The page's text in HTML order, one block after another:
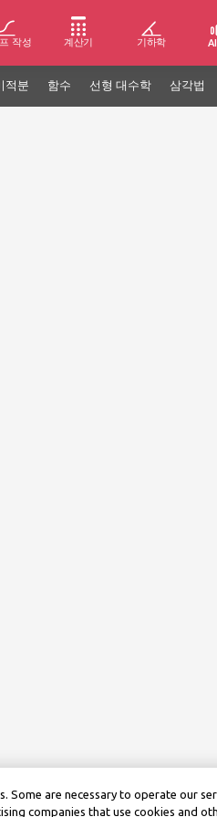
작성 계산기 기하학
적분 함수 선형 대수학 삼각법
Some are necessary to operate our
companies that use cookies and